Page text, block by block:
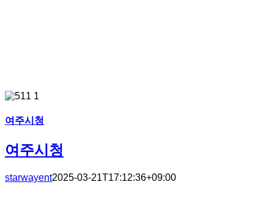
여주시청
여주시청
starwayent2025-03-21T17:12:36+09:00